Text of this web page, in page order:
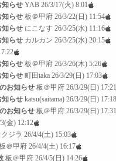
知らせ YAB 26/3/17(火) 8:01
知らせ 板＠甲府 26/3/22(日) 11:54
知らせ にこなす 26/3/25(水) 11:16
知らせ カルカン 26/3/25(水) 20:15
知らせ 板＠甲府 26/3/26(木) 5:26
知らせ 町田taka 26/3/29(日) 17:03
お知らせ 板＠甲府 26/3/29(日) 17:21
知らせ katsu(saitama) 26/3/29(日) 17:18
お知らせ 板＠甲府 26/3/29(日) 17:31
金) 12:12
ジラ 26/4/4(土) 15:03
＠甲府 26/4/4(土) 16:17
板＠甲府 26/4/5(日) 14:26